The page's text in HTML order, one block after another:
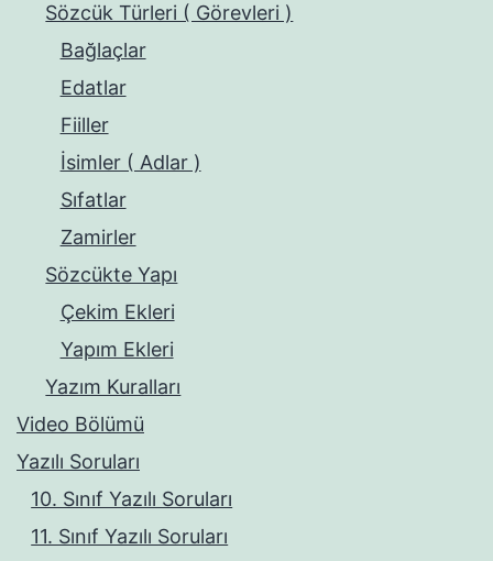
Sözcük Türleri ( Görevleri )
Bağlaçlar
Edatlar
Fiiller
İsimler ( Adlar )
Sıfatlar
Zamirler
Sözcükte Yapı
Çekim Ekleri
Yapım Ekleri
Yazım Kuralları
Video Bölümü
Yazılı Soruları
10. Sınıf Yazılı Soruları
11. Sınıf Yazılı Soruları